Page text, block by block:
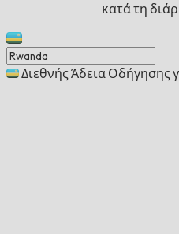
κατά τη
Διεθνής Άδεια Οδήγησης